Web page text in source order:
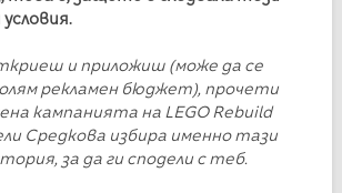
и приложиш (може да се
рекламен бюджет), прочети
кампанията на LEGO Rebuild
Средкова избира именно тази
за да ги сподели с теб.